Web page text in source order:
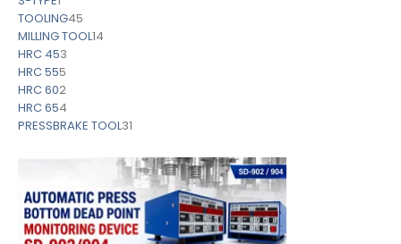
TOOLING45
MILLING TOOL14
HRC 453
HRC 555
HRC 602
HRC 654
PRESSBRAKE TOOL31